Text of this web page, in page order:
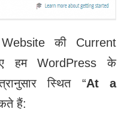
की Current
हम WordPress के
स्थित “At a
हैं: